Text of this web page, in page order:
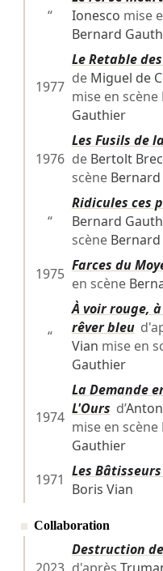
“
Ionesco mise
Bernard
1977
Le Retable
de Miguel de
mise en scène
Gauthier
1976
Les Fusils de
de Bertolt
scène
“
Ridicules ces
Bernard
scène
1975 Farces du
en scène
“
À voir rouge,
rêver bleu
Vian mise en
Gauthier
1974
La Demande
L'Ours d’
mise en scène
Gauthier
1971 Les
Boris Vian
Collaboration
Destruction